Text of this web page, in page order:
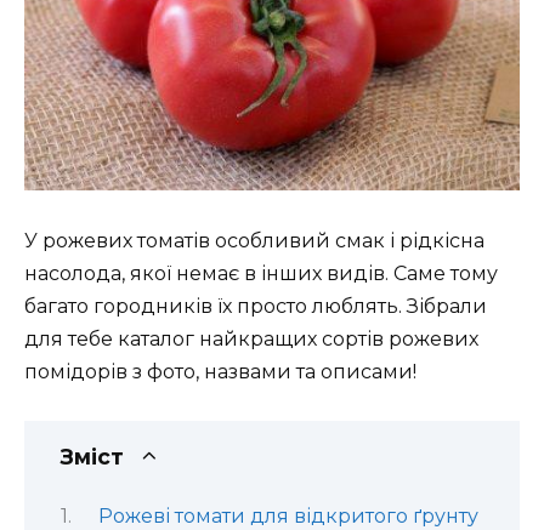
У рожевих томатів особливий смак і рідкісна
насолода, якої немає в інших видів. Саме тому
багато городників їх просто люблять. Зібрали
для тебе каталог найкращих сортів рожевих
помідорів з фото, назвами та описами!
Зміст
Рожеві томати для відкритого ґрунту